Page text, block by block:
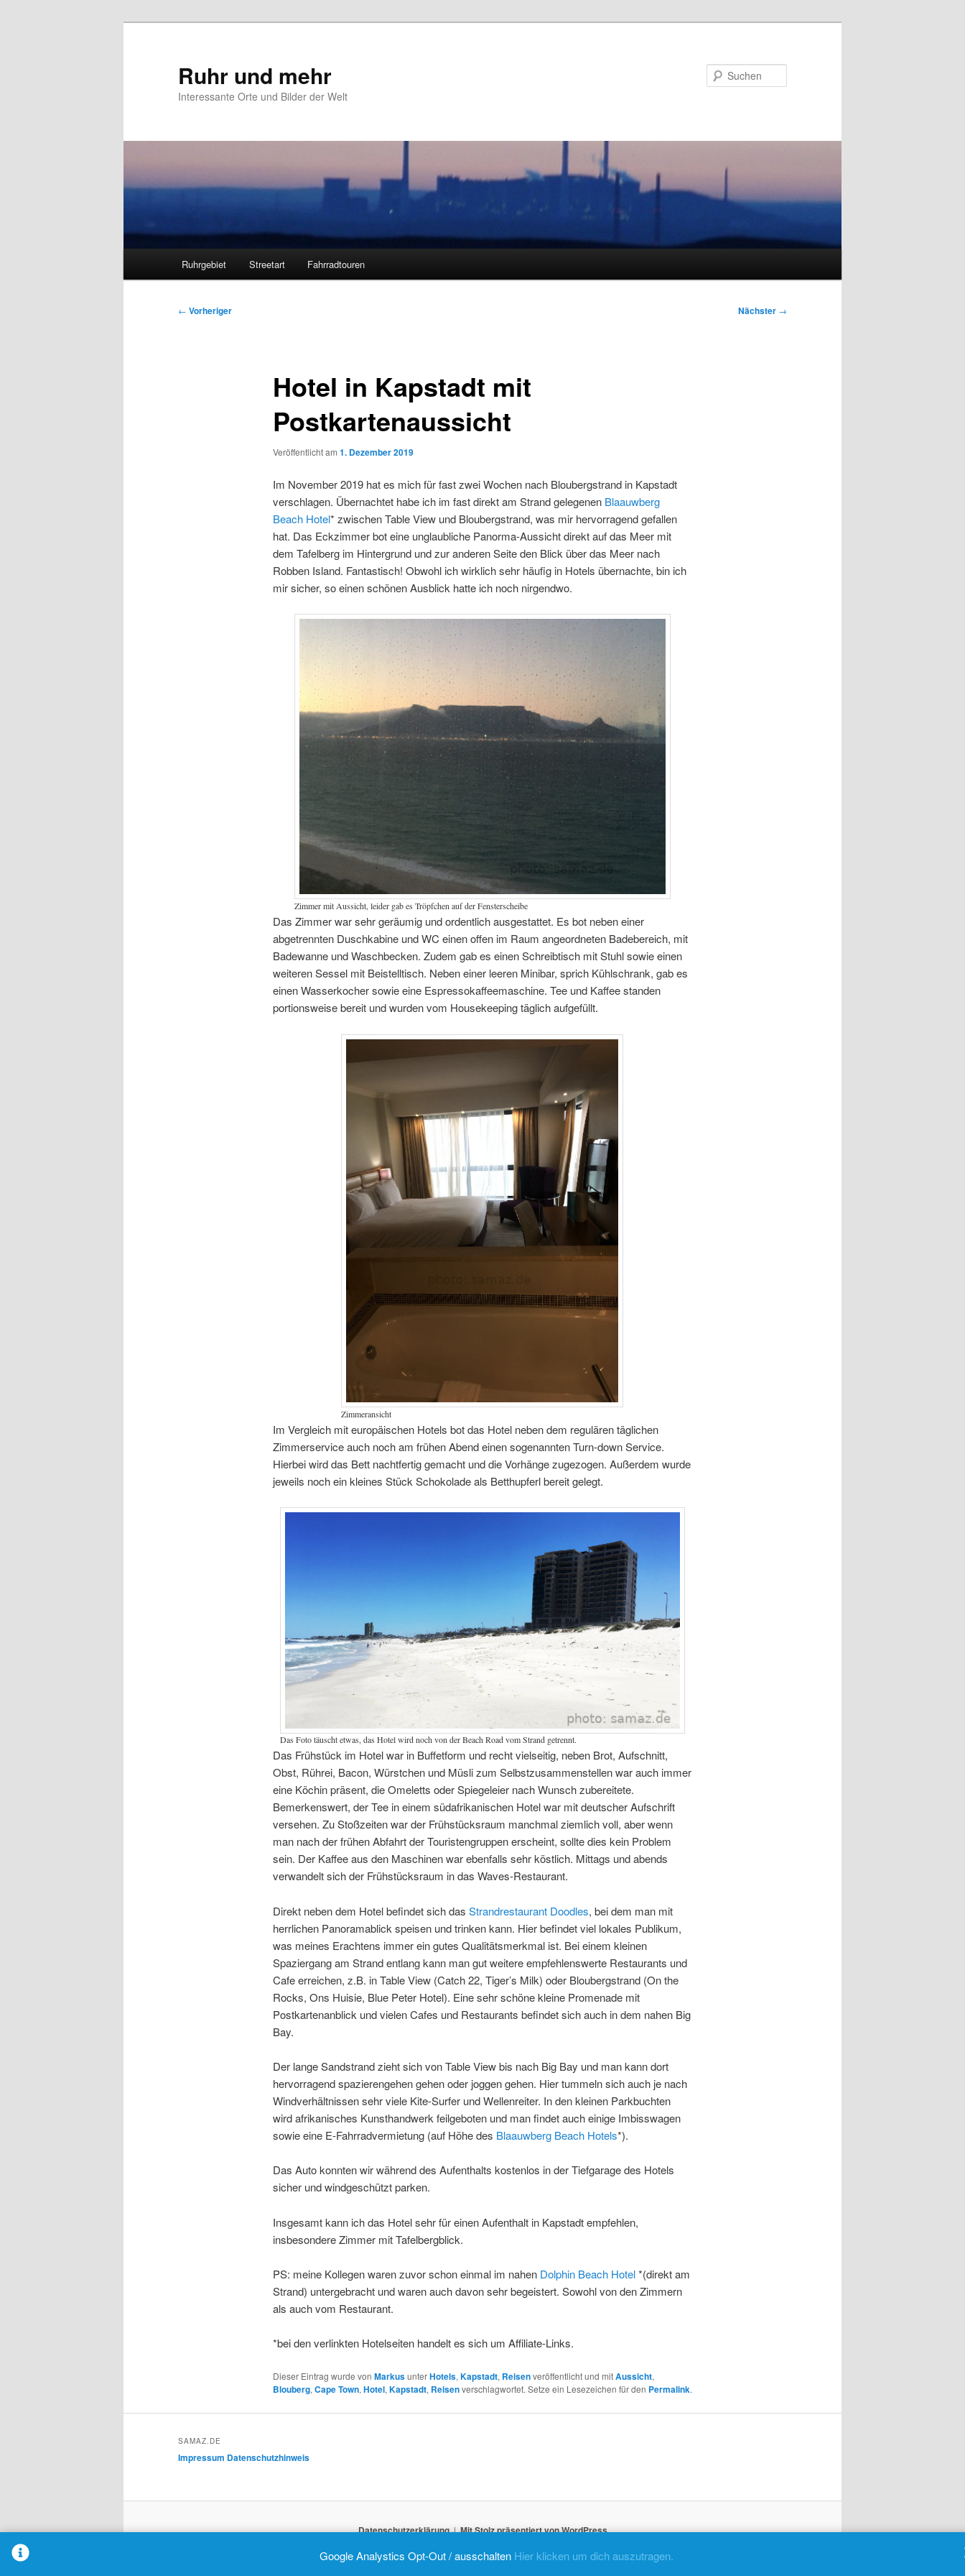
Ruhr und mehr
Interessante Orte und Bilder der Welt
Ruhrgebiet Streetart Fahrradtouren
Beitragsnavigation
← Vorheriger Nächster →
Hotel in Kapstadt mit
Postkartenaussicht
Veröffentlicht am 1. Dezember 2019
Im November 2019 hat es mich für fast zwei Wochen nach Bloubergstrand in Kapstadt
verschlagen. Übernachtet habe ich im fast direkt am Strand gelegenen Blaauwberg
Beach Hotel* zwischen Table View und Bloubergstrand, was mir hervorragend gefallen
hat. Das Eckzimmer bot eine unglaubliche Panorma-Aussicht direkt auf das Meer mit
dem Tafelberg im Hintergrund und zur anderen Seite den Blick über das Meer nach
Robben Island. Fantastisch! Obwohl ich wirklich sehr häufig in Hotels übernachte, bin ich
mir sicher, so einen schönen Ausblick hatte ich noch nirgendwo.
Zimmer mit Aussicht, leider gab es Tröpfchen auf der Fensterscheibe
Das Zimmer war sehr geräumig und ordentlich ausgestattet. Es bot neben einer
abgetrennten Duschkabine und WC einen offen im Raum angeordneten Badebereich, mit
Badewanne und Waschbecken. Zudem gab es einen Schreibtisch mit Stuhl sowie einen
weiteren Sessel mit Beistelltisch. Neben einer leeren Minibar, sprich Kühlschrank, gab es
einen Wasserkocher sowie eine Espressokaffeemaschine. Tee und Kaffee standen
portionsweise bereit und wurden vom Housekeeping täglich aufgefüllt.
Zimmeransicht
Im Vergleich mit europäischen Hotels bot das Hotel neben dem regulären täglichen
Zimmerservice auch noch am frühen Abend einen sogenannten Turn-down Service.
Hierbei wird das Bett nachtfertig gemacht und die Vorhänge zugezogen. Außerdem wurde
jeweils noch ein kleines Stück Schokolade als Betthupferl bereit gelegt.
Das Foto täuscht etwas, das Hotel wird noch von der Beach Road vom Strand getrennt.
Das Frühstück im Hotel war in Buffetform und recht vielseitig, neben Brot, Aufschnitt,
Obst, Rührei, Bacon, Würstchen und Müsli zum Selbstzusammenstellen war auch immer
eine Köchin präsent, die Omeletts oder Spiegeleier nach Wunsch zubereitete.
Bemerkenswert, der Tee in einem südafrikanischen Hotel war mit deutscher Aufschrift
versehen. Zu Stoßzeiten war der Frühstücksraum manchmal ziemlich voll, aber wenn
man nach der frühen Abfahrt der Touristengruppen erscheint, sollte dies kein Problem
sein. Der Kaffee aus den Maschinen war ebenfalls sehr köstlich. Mittags und abends
verwandelt sich der Frühstücksraum in das Waves-Restaurant.
Direkt neben dem Hotel befindet sich das Strandrestaurant Doodles, bei dem man mit
herrlichen Panoramablick speisen und trinken kann. Hier befindet viel lokales Publikum,
was meines Erachtens immer ein gutes Qualitätsmerkmal ist. Bei einem kleinen
Spaziergang am Strand entlang kann man gut weitere empfehlenswerte Restaurants und
Cafe erreichen, z.B. in Table View (Catch 22, Tiger’s Milk) oder Bloubergstrand (On the
Rocks, Ons Huisie, Blue Peter Hotel). Eine sehr schöne kleine Promenade mit
Postkartenanblick und vielen Cafes und Restaurants befindet sich auch in dem nahen Big
Bay.
Der lange Sandstrand zieht sich von Table View bis nach Big Bay und man kann dort
hervorragend spazierengehen gehen oder joggen gehen. Hier tummeln sich auch je nach
Windverhältnissen sehr viele Kite-Surfer und Wellenreiter. In den kleinen Parkbuchten
wird afrikanisches Kunsthandwerk feilgeboten und man findet auch einige Imbisswagen
sowie eine E-Fahrradvermietung (auf Höhe des Blaauwberg Beach Hotels*).
Das Auto konnten wir während des Aufenthalts kostenlos in der Tiefgarage des Hotels
sicher und windgeschützt parken.
Insgesamt kann ich das Hotel sehr für einen Aufenthalt in Kapstadt empfehlen,
insbesondere Zimmer mit Tafelbergblick.
PS: meine Kollegen waren zuvor schon einmal im nahen Dolphin Beach Hotel*(direkt am
Strand) untergebracht und waren auch davon sehr begeistert. Sowohl von den Zimmern
als auch vom Restaurant.
*bei den verlinkten Hotelseiten handelt es sich um Affiliate-Links.
Dieser Eintrag wurde von MarkusunterHotels, Kapstadt, Reisenveröffentlicht und mitAussicht,
Blouberg, Cape Town, Hotel, Kapstadt, Reisenverschlagwortet. Setze ein Lesezeichen für den Permalink.
SAMAZ.DE
Impressum Datenschutzhinweis
Datenschutzerklärung Mit Stolz präsentiert von WordPress
Google Analystics Opt-Out / ausschalten Hier klicken um dich auszutragen.